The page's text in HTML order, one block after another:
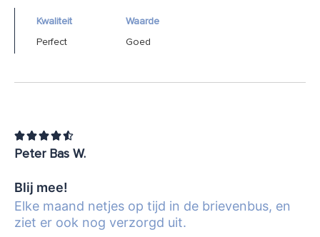
Kwaliteit
Perfect
Waarde
Goed

Peter Bas W.
Blij mee!
Elke maand netjes op tijd in de brievenbus, en
ziet er ook nog verzorgd uit.